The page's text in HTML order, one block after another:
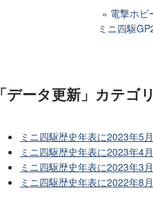
電撃ホビ
ミニ四駆
「データ更新」カテゴリ
ミニ四駆歴史年表に2023年5
ミニ四駆歴史年表に2023年4
ミニ四駆歴史年表に2023年3
ミニ四駆歴史年表に2022年8